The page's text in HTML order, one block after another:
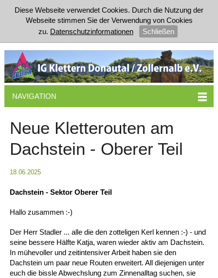
Diese Webseite verwendet Cookies. Durch die Nutzung der
Webseite stimmen Sie der Verwendung von Cookies
zu. Datenschutzinformationen Schließen
NAVIGATION
Neue Kletterouten am
Dachstein - Oberer Teil
18.06.2025
Dachstein - Sektor Oberer Teil
Hallo zusammen :-)
Der Herr Stadler ... alle die den zotteligen Kerl kennen :-) - und
seine bessere Hälfte Katja, waren wieder aktiv am Dachstein.
In mühevoller und zeitintensiver Arbeit haben sie den
Dachstein um paar neue Routen erweitert. All diejenigen unter
euch die bissle Abwechslung zum Zinnenalltag suchen, sie